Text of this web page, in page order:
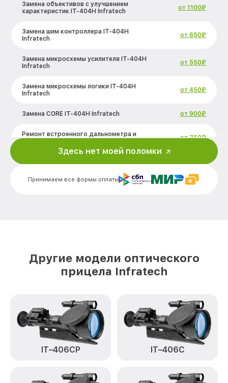
Замена объективов с улучшением
характеристик IT-404H Infratech
от 1100₽
Замена шим контроллера IT-404H
Infratech
от 650₽
Замена микросхемы усилителя IT-404H
Infratech
от 550₽
Замена микросхемы логики IT-404H
Infratech
от 450₽
Замена CORE IT-404H Infratech от 900₽
Ремонт встроенного дальнометра и
от 750₽
от 750₽
Замена ключей управления IT-404H
Замена аккумулятора IT-404H Infratech от 590₽
Замена процессора IT-404H Infratech от 650₽
Замена USB порта IT-404H Infratech от 590₽
Ремонт цепи питания IT-404H Infratech от 1000₽
Принимаем все формы оплаты
Здесь нет моей поломки
Другие модели оптического
прицела Infratech
IT–406СP IT–406С